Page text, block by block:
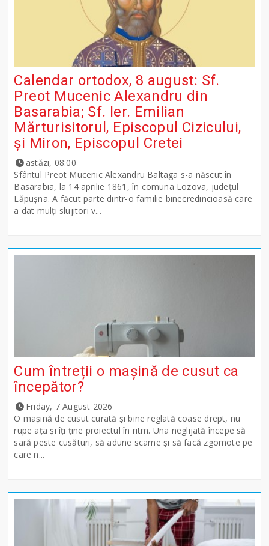
Calendar ortodox, 8 august: Sf.
Preot Mucenic Alexandru din
Basarabia; Sf. Ier. Emilian
Mărturisitorul, Episcopul Cizicului,
şi Miron, Episcopul Cretei
astăzi, 08:00
Sfântul Preot Mucenic Alexandru Baltaga s-a născut în
Basarabia, la 14 aprilie 1861, în comuna Lozova, județul
Lăpușna. A făcut parte dintr-o familie binecredincioasă care
a dat mulți slujitori v...
Cum întreții o mașină de cusut ca
începător?
Friday, 7 August 2026
O mașină de cusut curată și bine reglată coase drept, nu
rupe ața și îți ține proiectul în ritm. Una neglijată începe să
sară peste cusături, să adune scame și să facă zgomote pe
care n...